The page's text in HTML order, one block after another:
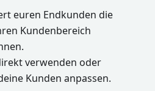
euren Endkunden die
Kundenbereich
verwenden oder
Kunden anpassen.